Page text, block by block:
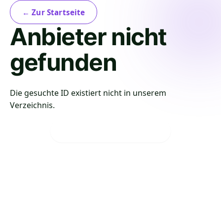
← Zur Startseite
Anbieter nicht
gefunden
Die gesuchte ID existiert nicht in unserem
Verzeichnis.